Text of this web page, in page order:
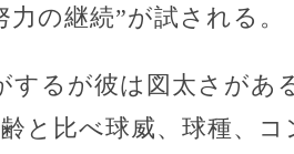
の継続”が試される。
するが彼は図太さがあ
と比べ球威、球種、